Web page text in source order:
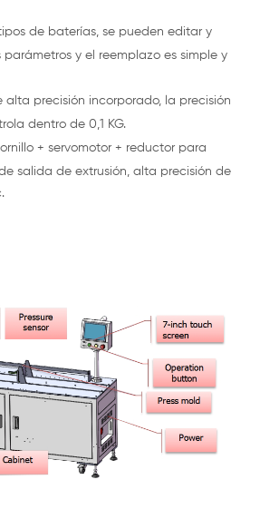
de baterías, se pueden editar y
y el reemplazo es simple y
alta precisión incorporado, la precisión
dentro de 0,1 KG.
+ servomotor + reductor para
salida de extrusión, alta precisión de